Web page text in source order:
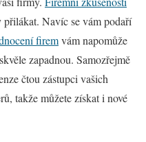
Navíc se vám podaří
firemvám napomůže
zapadnou. Samozřejmě
čtou zástupci vašich
takže můžete získat i nové